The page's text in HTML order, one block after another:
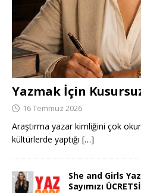
Yazmak İçin
16 Temmuz 2026
Araştırma yazar kimliğini çok
kültürlerde yaptığı […]
She and Girls Yaz
Sayımızı